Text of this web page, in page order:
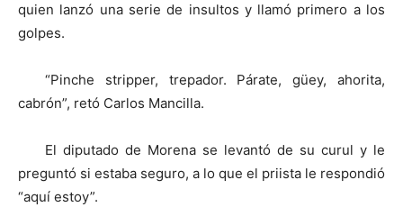
quien lanzó una serie de insultos y llamó primero a los
golpes.
“Pinche stripper, trepador. Párate, güey, ahorita,
cabrón”, retó Carlos Mancilla.
El diputado de Morena se levantó de su curul y le
preguntó si estaba seguro, a lo que el priista le respondió
“aquí estoy”.